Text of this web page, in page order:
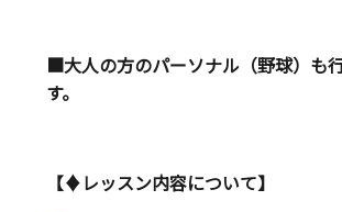
■大人の方のパーソナル（野球）も
す。
【♦︎レッスン内容について】